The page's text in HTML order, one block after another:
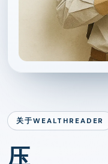
关于WEALTHREADER
压